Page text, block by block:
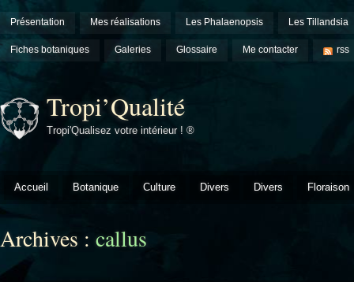
Présentation Mes réalisations Les Phalaenopsis Les Tillandsia
Fiches botaniques Galeries Glossaire Me contacter rss
Tropi’Qualité
Tropi'Qualisez votre intérieur ! ®
Accueil Botanique Culture Divers Divers Floraison
Archives : callus